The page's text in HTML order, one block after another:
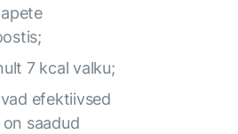
7 kcal valku;
efektiivsed
saadud